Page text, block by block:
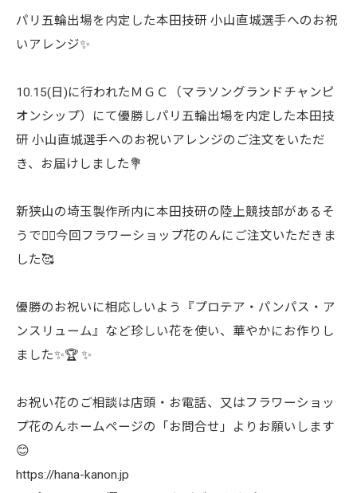
パリ五輪出場を内定した本田技研 小山直城選手へのお祝
いアレンジ✨
10.15(日)に行われたＭＧＣ（マラソングランドチャンピ
オンシップ）にて優勝しパリ五輪出場を内定した本田技
研 小山直城選手へのお祝いアレンジのご注文をいただ
き、お届けしました💐
新狭山の埼玉製作所内に本田技研の陸上競技部があるそ
うで🏃‍♂️今回フラワーショップ花のんにご注文いただきま
した🥰
優勝のお祝いに相応しいよう『プロテア・パンパス・ア
ンスリューム』など珍しい花を使い、華やかにお作りし
ました✨🏆 ✨
お祝い花のご相談は店頭・お電話、又はフラワーショッ
プ花のんホームページの「お問合せ」よりお願いします
😊
https://hana-kanon.jp